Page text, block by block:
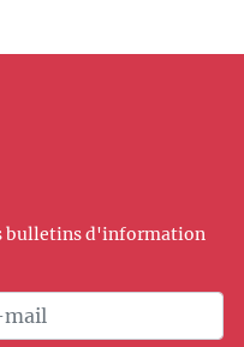
bulletins d'information